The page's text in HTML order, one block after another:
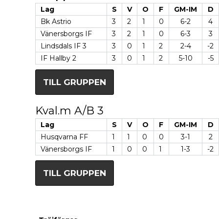
Lag S V O F GM-IM D
Bk Astrio
3 2 1 0 6-2 4
Vänersborgs IF
3 2 1 0 6-3 3
Lindsdals IF 3
3 0 1 2 2-4 -2
IF Hallby 2
3 0 1 2 5-10 -5
TILL GRUPPEN
Kval.m A/B 3
Lag S V O F GM-IM D
Husqvarna FF
1 1 0 0 3-1 2
Vänersborgs IF
1 0 0 1 1-3 -2
TILL GRUPPEN